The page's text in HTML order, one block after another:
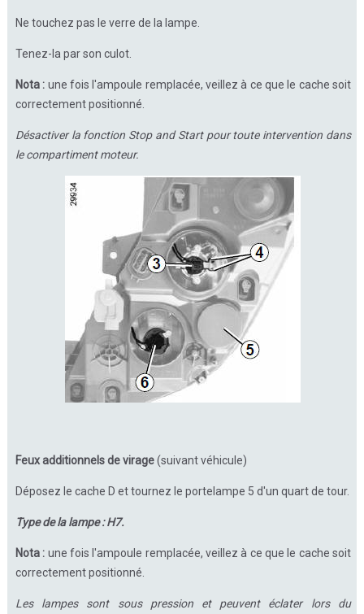
Ne touchez pas le verre de la lampe.
Tenez-la par son culot.
Nota : une fois l'ampoule remplacée, veillez à ce que le cache soit
correctement positionné.
Désactiver la fonction Stop and Start pour toute intervention dans
le compartiment moteur.
Feux additionnels de virage(suivant véhicule)
Déposez le cache D et tournez le portelampe 5 d'un quart de tour.
Type de la lampe : H7.
Nota : une fois l'ampoule remplacée, veillez à ce que le cache soit
correctement positionné.
Les lampes sont sous pression et peuvent éclater lors du